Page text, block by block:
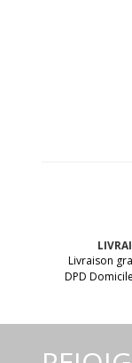
au
Livraison
DPD